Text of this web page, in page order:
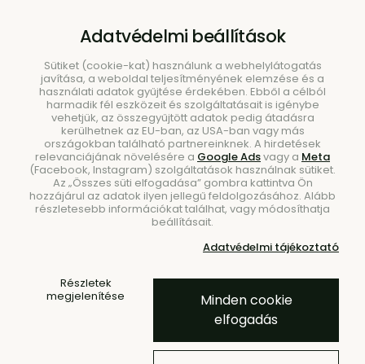
Keresés
Dune Alabaster tálka M, 2 db-
os szett – szürkésfehér
Adatvédelmi beállítások
Sütiket (cookie-kat) használunk a webhelylátogatás
javítása, a weboldal teljesítményének elemzése és a
használati adatok gyűjtése érdekében. Ebből a célból
harmadik fél eszközeit és szolgáltatásait is igénybe
vehetjük, az összegyűjtött adatok pedig átadásra
kerülhetnek az EU-ban, az USA-ban vagy más
országokban található partnereinknek. A hirdetések
relevanciájának növelésére a Google Adsvagy a Meta
(Facebook, Instagram) szolgáltatások használnak sütiket.
Az „Összes süti elfogadása” gombra kattintva Ön
hozzájárul az adatok ilyen jellegű feldolgozásához. Alább
részletesebb információkat találhat, vagy módosíthatja
beállításait.
Adatvédelmi tájékoztató
Részletek
megjelenítése
Minden cookie
elfogadás